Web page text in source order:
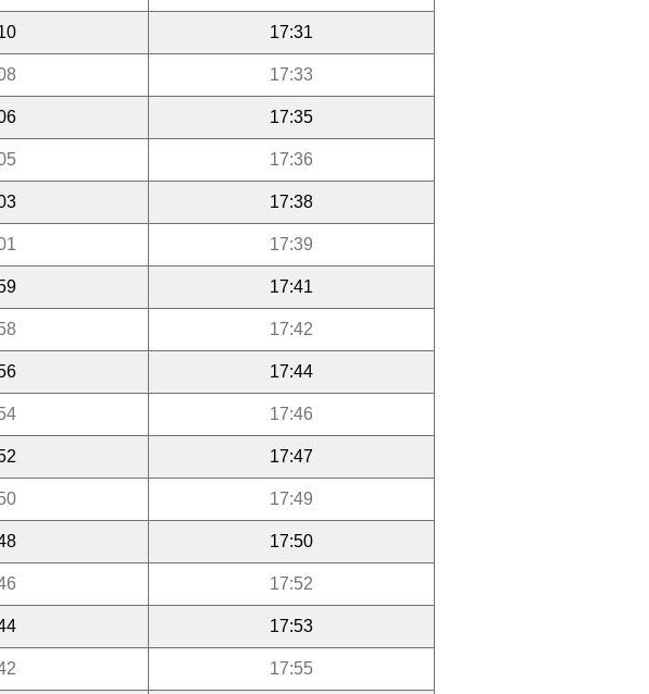
17:31
17:33
17:35
17:36
17:38
17:39
17:41
17:42
17:44
17:46
17:47
17:49
17:50
17:52
17:53
17:55